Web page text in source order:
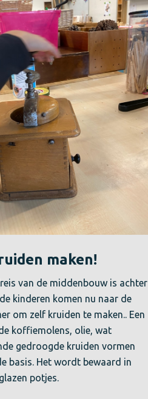
maken!
van de middenbouw is achter
kinderen komen nu naar de
om zelf kruiden te maken.. Een
koffiemolens, olie, wat
gedroogde kruiden vormen
basis. Het wordt bewaard in
potjes.